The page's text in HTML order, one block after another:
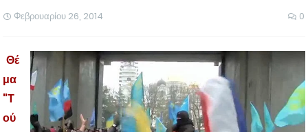
Φεβρουαρίου 26, 2014 0
Θέ
μα
"Τ
ού